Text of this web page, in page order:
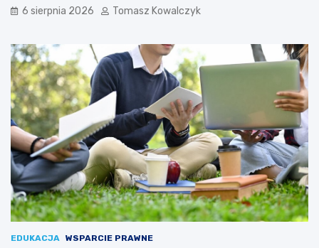
6 sierpnia 2026 Tomasz Kowalczyk
EDUKACJA WSPARCIE PRAWNE